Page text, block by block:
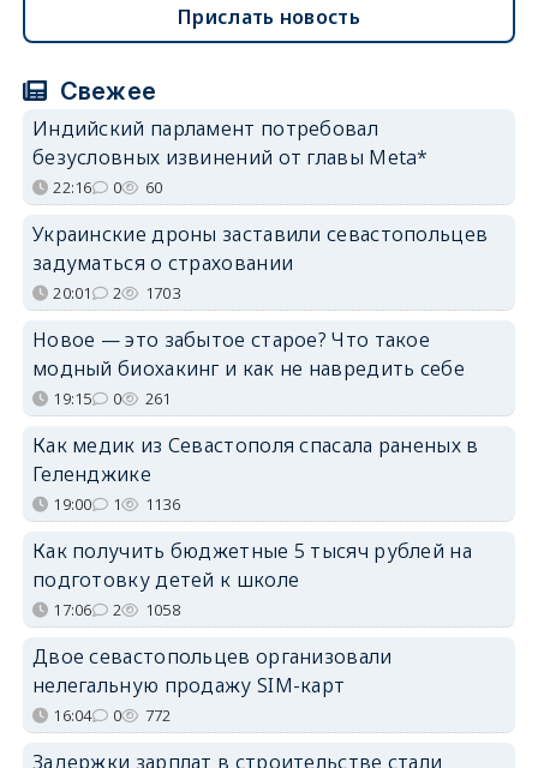
Прислать новость
Свежее
Индийский парламент потребовал
безусловных извинений от главы Meta*
22:16 0 60
Украинские дроны заставили севастопольцев
задуматься о страховании
20:01 2 1703
Новое — это забытое старое? Что такое
модный биохакинг и как не навредить себе
19:15 0 261
Как медик из Севастополя спасала раненых в
Геленджике
19:00 1 1136
Как получить бюджетные 5 тысяч рублей на
подготовку детей к школе
17:06 2 1058
Двое севастопольцев организовали
нелегальную продажу SIM-карт
16:04 0 772
Задержки зарплат в строительстве стали